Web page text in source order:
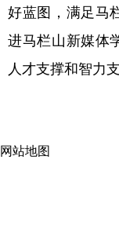
好蓝图，满足马
进马栏山新媒体
人才支撑和智力支
网站地图